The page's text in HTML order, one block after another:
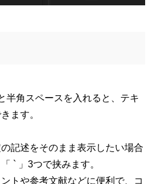
半角スペースを入れると、テキ
ます。
記述をそのまま表示したい場合
` 」3つで挟みます。
トや参考文献などに便利で、コ